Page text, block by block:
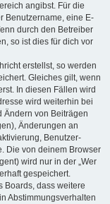
angibst. Für die
Benutzername, eine E-
durch den Betreiber
so ist dies für dich vor
erstellst, so werden
Gleiches gilt, wenn
In diesen Fällen wird
wird weiterhin bei
Ändern von Beiträgen
Änderungen an
Benutzer-
Die von deinem Browser
wird nur in der „Wer
gespeichert.
Boards, dass weitere
Abstimmungsverhalten